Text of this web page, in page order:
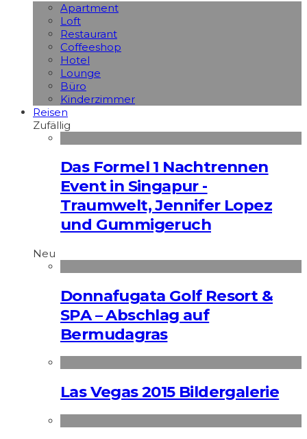
Apart­ment
Loft
Restaurant
Coffeeshop
Hotel
Lounge
Büro
Kinderzimmer
Reisen
Zufällig
Das Formel 1 Nachtrennen
Event in Singapur -
Traumwelt, Jennifer Lopez
und Gummigeruch
Neu
Donnafugata Golf Resort &
SPA – Abschlag auf
Bermudagras
Las Vegas 2015 Bildergalerie